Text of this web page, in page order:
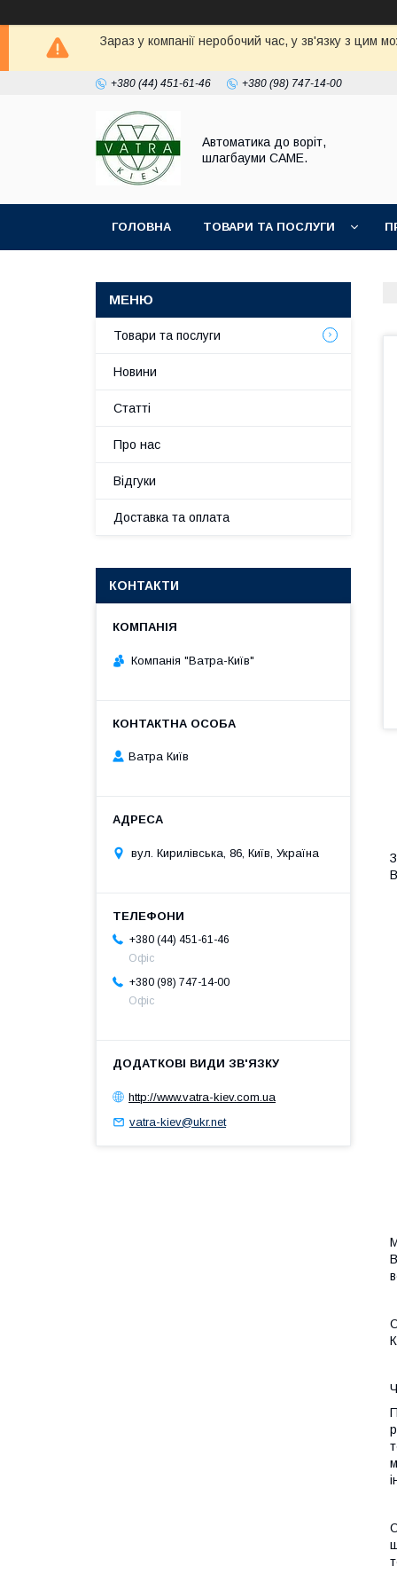
Зараз у компанії неробочий час, у зв'язку з цим
+380 (44) 451-61-46 +380 (98) 747-14-00
Автоматика до воріт,
шлагбауми CAME.
ГОЛОВНА ТОВАРИ ТА ПОСЛУГИ
Товари та послуги
Новини
Статті
Про нас
Відгуки
Доставка та оплата
КОНТАКТИ
Компанія "Ватра-Київ"
Ватра Київ
вул. Кирилівська, 86, Київ, Україна
+380 (44) 451-61-46
Офіс
+380 (98) 747-14-00
Офіс
http://www.vatra-kiev.com.ua
vatra-kiev@ukr.net